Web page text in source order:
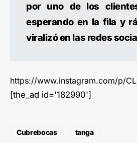
por uno de los
esperando en la fila y
viralizó en las redes
https://www.instagram.com/p/
[the_ad id='182990']
Cubrebocas tanga